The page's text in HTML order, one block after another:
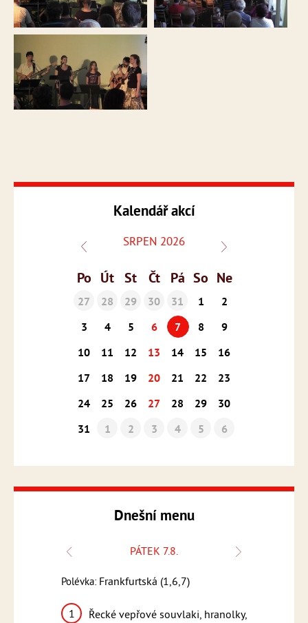
Kalendář akcí
SRPEN 2026
Po Út St Čt Pá So Ne
27 28 29 30 31 1
2
3
4 5 6 7 8
9
10
11 12 13 14 15
16
17
18 19 20 21 22
23
24
25 26 27 28 29
30
31
1 2 3 4 5 6
Dnešní menu
PÁTEK 7.8.
Polévka: Frankfurtská (1,6,7)
1
Řecké vepřové souvlaki, hranolky,